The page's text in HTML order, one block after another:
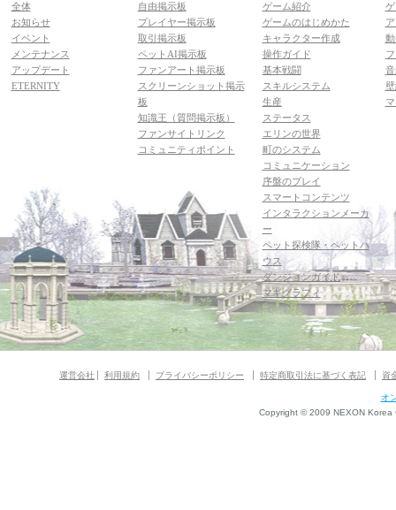
全体
お知らせ
イベント
メンテナンス
アップデート
ETERNITY
自由掲示板
プレイヤー掲示板
取引掲示板
ペットAI掲示板
ファンアート掲示板
スクリーンショット掲示
板
知識王（質問掲示板）
ファンサイトリンク
コミュニティポイント
ゲーム紹介
ゲームのはじめかた
キャラクター作成
操作ガイド
基本戦闘
スキルシステム
生産
ステータス
エリンの世界
町のシステム
コミュニケーション
序盤のプレイ
スマートコンテンツ
インタラクションメーカ
ー
ペット探検隊・ペットハ
ウス
ダンジョンガイド
マギグラフィ
運営会社 利用規約 プライバシーポリシー 特定商取引法に基づく表記 資
オ
Copyright © 2009 NEXON Korea